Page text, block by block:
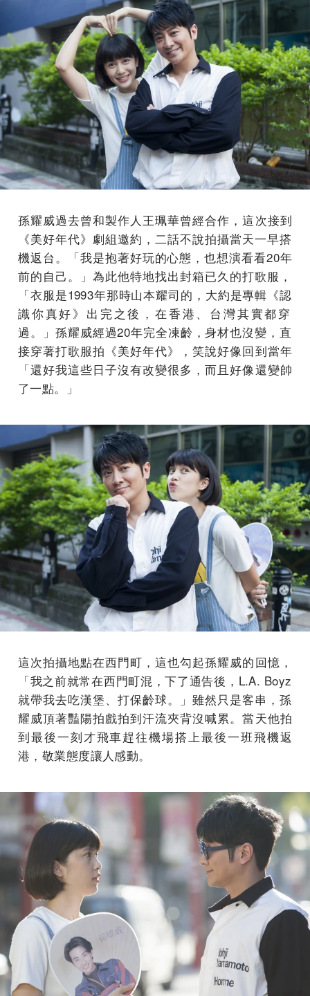
孫耀威過去曾和製作人王珮華曾經合作，這次接到
《美好年代》劇組邀約，二話不說拍攝當天一早搭
機返台。「我是抱著好玩的心態，也想演看看20年
前的自己。」為此他特地找出封箱已久的打歌服，
「衣服是1993年那時山本耀司的， 大約是專輯《認
識你真好》出完之後，在香港、 台灣其實都穿
過。」孫耀威經過20年完全凍齡，身材也沒變， 直
接穿著打歌服拍《美好年代》，笑說好像回到當年
「還好我這些日子沒有改變很多，而且好像還變帥
了一點。」
這次拍攝地點在西門町，這也勾起孫耀威的回憶，
「我之前就常在西門町混，下了通告後，L.A. Boyz
就帶我去吃漢堡、打保齡球。」雖然只是客串， 孫
耀威頂著豔陽拍戲拍到汗流夾背沒喊累。當天他拍
到最後一刻才飛車趕往機場搭上最後一班飛機返
港，敬業態度讓人感動。